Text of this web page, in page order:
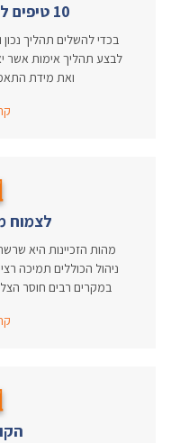
10 טיפים לזכיינות מנצחת
בכדי להשלים תהליך נכון
לבצע תהליך אימות אשר
ואת מידת
לצמוח
מהות הזכיינות היא
ניהול הכוללים תמיכה
במקרים רבים חוסר